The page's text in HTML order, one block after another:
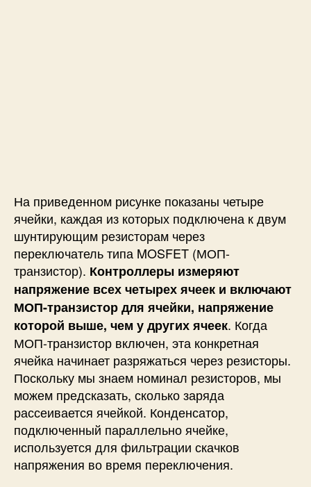
На приведенном рисунке показаны четыре
ячейки, каждая из которых подключена к двум
шунтирующим резисторам через
переключатель типа MOSFET (МОП-
транзистор). Контроллеры измеряют
напряжение всех четырех ячеек и включают
МОП-транзистор для ячейки, напряжение
которой выше, чем у других ячеек. Когда
МОП-транзистор включен, эта конкретная
ячейка начинает разряжаться через резисторы.
Поскольку мы знаем номинал резисторов, мы
можем предсказать, сколько заряда
рассеивается ячейкой. Конденсатор,
подключенный параллельно ячейке,
используется для фильтрации скачков
напряжения во время переключения.